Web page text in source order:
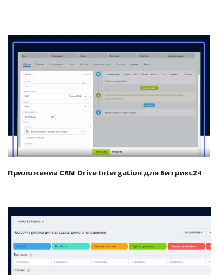
Смотреть проект
Приложение CRM Drive Intergation для Битрикс24